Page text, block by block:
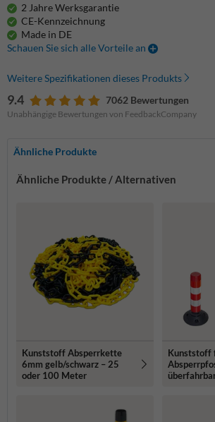
2 Jahre Werksgarantie
CE-Kennzeichnung
Made in DE
Schauen Sie sich alle Vorteile an
Weitere Spezifikationen dieses Produkts
9.4 7062 Bewertungen
Unabhängige Bewertungen von FeedbackCompany
Ähnliche Produkte
Ähnliche Produkte / Alternativen
Kunststoff Absperrkette
6mm gelb/schwarz – 25
oder 100 Meter
Kunststoff